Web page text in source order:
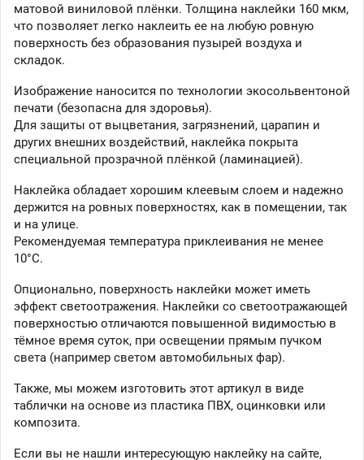
матовой виниловой плёнки. Толщина наклейки 160 мкм,
что позволяет легко наклеить ее на любую ровную
поверхность без образования пузырей воздуха и
складок.
Изображение наносится по технологии экосольвентоной
печати (безопасна для здоровья).
Для защиты от выцветания, загрязнений, царапин и
других внешних воздействий, наклейка покрыта
специальной прозрачной плёнкой (ламинацией).
Наклейка обладает хорошим клеевым слоем и надежно
держится на ровных поверхностях, как в помещении, так
и на улице.
Рекомендуемая температура приклеивания не менее
10°C.
Опционально, поверхность наклейки может иметь
эффект светоотражения. Наклейки со светоотражающей
поверхностью отличаются повышенной видимостью в
тёмное время суток, при освещении прямым пучком
света (например светом автомобильных фар).
Также, мы можем изготовить этот артикул в виде
таблички на основе из пластика ПВХ, оцинковки или
композита.
Если вы не нашли интересующую наклейку на сайте,